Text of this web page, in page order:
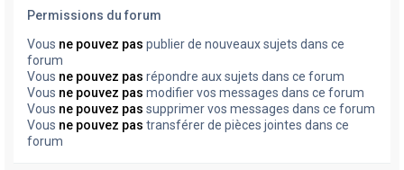
Permissions du forum
Vous ne pouvez pas publier de nouveaux sujets dans ce
forum
Vous ne pouvez pas répondre aux sujets dans ce forum
Vous ne pouvez pas modifier vos messages dans ce forum
Vous ne pouvez pas supprimer vos messages dans ce forum
Vous ne pouvez pas transférer de pièces jointes dans ce
forum